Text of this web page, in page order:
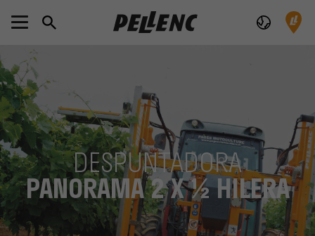
DESPUNTADORA
PANORAMA 2 X ½ HILERA